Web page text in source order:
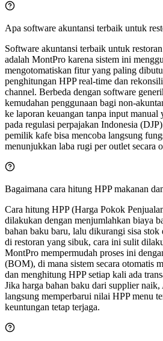
Apa software akuntansi terbaik untuk
Software akuntansi terbaik untuk
adalah MontPro karena sistem ini
mengotomatiskan fitur yang paling
penghitungan HPP real-time dan
channel. Berbeda dengan software
kemudahan penggunaan bagi non-
ke laporan keuangan tanpa input manual
pada regulasi perpajakan Indonesia
pemilik kafe bisa mencoba langsung
menunjukkan laba rugi per outlet secara
Bagaimana cara hitung HPP makanan
Cara hitung HPP (Harga Pokok
dilakukan dengan menjumlahkan biaya
bahan baku baru, lalu dikurangi sisa
di restoran yang sibuk, cara ini sulit
MontPro mempermudah proses ini
(BOM), di mana sistem secara otomatis
dan menghitung HPP setiap kali ada
Jika harga bahan baku dari supplier
langsung memperbarui nilai HPP menu
keuntungan tetap terjaga.